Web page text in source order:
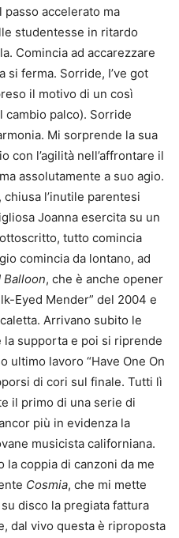
accelerato ma
studentesse in ritardo
Comincia ad accarezzare
si ferma. Sorride, I’ve got
il motivo di un così
cambio palco). Sorride
Mi sorprende la sua
l’agilità nell’affrontare il
assolutamente a suo agio.
l’inutile parentesi
Joanna esercita su un
tutto comincia
comincia da lontano, ad
Balloon, che è anche opener
Eyed Mender” del 2004 e
Arrivano subito le
supporta e poi si riprende
ultimo lavoro “Have One On
di cori sul finale. Tutti lì
il primo di una serie di
più in evidenza la
musicista californiana.
coppia di canzoni da me
Cosmia, che mi mette
disco la pregiata fattura
dal vivo questa è riproposta